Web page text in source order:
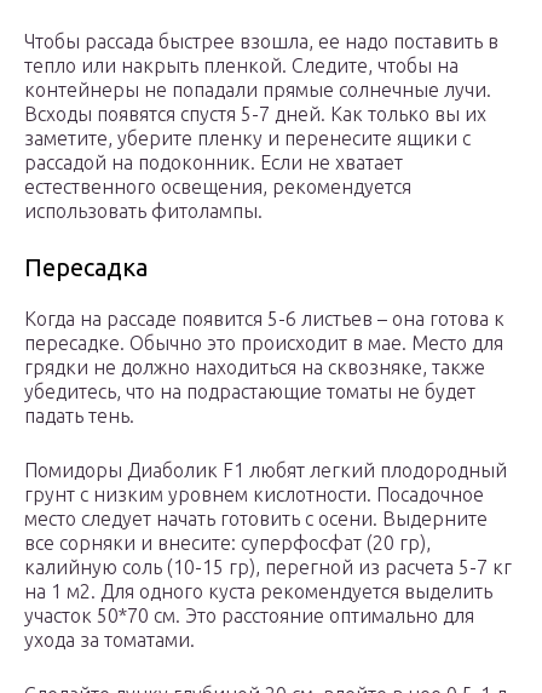
Чтобы рассада быстрее взошла, ее надо поставить в
тепло или накрыть пленкой. Следите, чтобы на
контейнеры не попадали прямые солнечные лучи.
Всходы появятся спустя 5-7 дней. Как только вы их
заметите, уберите пленку и перенесите ящики с
рассадой на подоконник. Если не хватает
естественного освещения, рекомендуется
использовать фитолампы.
Пересадка
Когда на рассаде появится 5-6 листьев – она готова к
пересадке. Обычно это происходит в мае. Место для
грядки не должно находиться на сквозняке, также
убедитесь, что на подрастающие томаты не будет
падать тень.
Помидоры Диаболик F1 любят легкий плодородный
грунт с низким уровнем кислотности. Посадочное
место следует начать готовить с осени. Выдерните
все сорняки и внесите: суперфосфат (20 гр),
калийную соль (10-15 гр), перегной из расчета 5-7 кг
на 1 м2. Для одного куста рекомендуется выделить
участок 50*70 см. Это расстояние оптимально для
ухода за томатами.